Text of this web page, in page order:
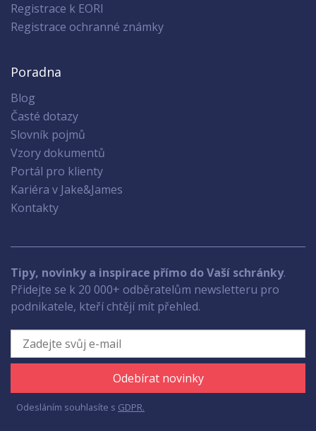
Registrace k EORI
Registrace ochranné známky
Poradna
Blog
Časté dotazy
Slovník pojmů
Vzory dokumentů
Portál pro klienty
Kariéra v Jake&James
Kontakty
Tipy, novinky a inspirace přímo do Vaší schránky.
Přidejte se k 20 000+ odběratelům newsletteru pro
podnikatele, kteří chtějí mít přehled.
Odebírat novinky
Odesláním souhlasíte s GDPR.